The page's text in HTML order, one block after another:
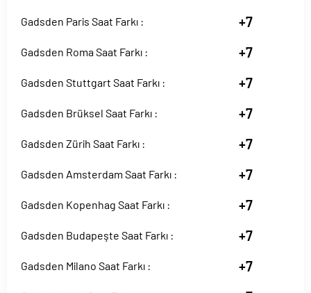
Gadsden Paris Saat Farkı : +7
Gadsden Roma Saat Farkı : +7
Gadsden Stuttgart Saat Farkı : +7
Gadsden Brüksel Saat Farkı : +7
Gadsden Zürih Saat Farkı : +7
Gadsden Amsterdam Saat Farkı : +7
Gadsden Kopenhag Saat Farkı : +7
Gadsden Budapeşte Saat Farkı : +7
Gadsden Milano Saat Farkı : +7